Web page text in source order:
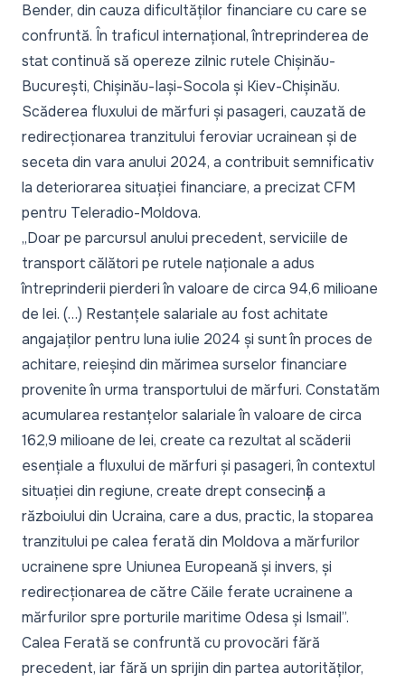
Bender, din cauza dificultăților financiare cu care se
confruntă. În traficul internațional, întreprinderea de
stat continuă să opereze zilnic rutele Chișinău-
București, Chișinău-Iași-Socola și Kiev-Chișinău.
Scăderea fluxului de mărfuri și pasageri, cauzată de
redirecționarea tranzitului feroviar ucrainean și de
seceta din vara anului 2024, a contribuit semnificativ
la deteriorarea situației financiare, a precizat CFM
pentru Teleradio-Moldova.
„Doar pe parcursul anului precedent, serviciile de
transport călători pe rutele naționale a adus
întreprinderii pierderi în valoare de circa 94,6 milioane
de lei. (…) Restanțele salariale au fost achitate
angajaților pentru luna iulie 2024 și sunt în proces de
achitare, reieșind din mărimea surselor financiare
provenite în urma transportului de mărfuri. Constatăm
acumularea restanțelor salariale în valoare de circa
162,9 milioane de lei, create ca rezultat al scăderii
esențiale a fluxului de mărfuri și pasageri, în contextul
situației din regiune, create drept consecință a
războiului din Ucraina, care a dus, practic, la stoparea
tranzitului pe calea ferată din Moldova a mărfurilor
ucrainene spre Uniunea Europeană și invers, și
redirecționarea de către Căile ferate ucrainene a
mărfurilor spre porturile maritime Odesa și Ismail”.
Calea Ferată se confruntă cu provocări fără
precedent, iar fără un sprijin din partea autorităților,